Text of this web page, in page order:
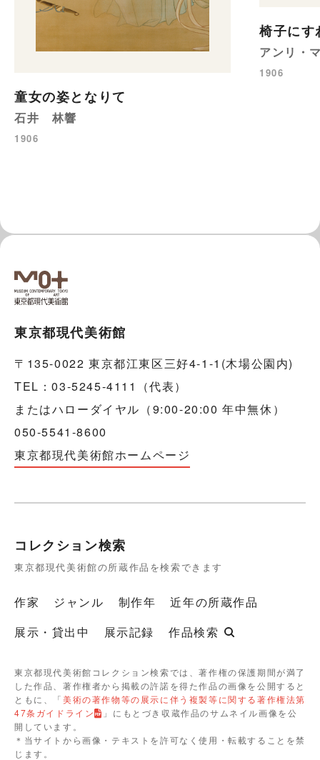
童女の姿となりて
石井 林響
1906
椅子にす
アンリ・
1906
東京都現代美術館
〒135-0022 東京都江東区三好4-1-1(木場公園内)
TEL：03-5245-4111（代表）
またはハローダイヤル（9:00-20:00 年中無休）
050-5541-8600
東京都現代美術館ホームページ
コレクション検索
東京都現代美術館の所蔵作品を検索できます
作家 ジャンル 制作年
近年の所蔵作品
展示・貸出中
展示記録 作品検索
東京都現代美術館コレクション検索では、著作権の保護期間が満了
した作品、著作権者から掲載の許諾を得た作品の画像を公開すると
ともに、「美術の著作物等の展示に伴う複製等に関する著作権法第
47条ガイドライン
」にもとづき収蔵作品のサムネイル画像を公
開しています。
＊当サイトから画像・テキストを許可なく使用・転載することを禁
じます。